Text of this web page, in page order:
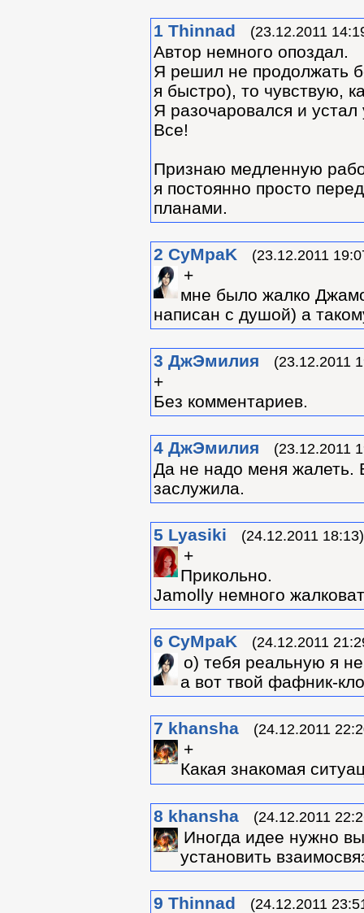
1 Thinnad (23.12.2011
Автор немного опоздал.
Я решил не продолжать
я быстро), то чувствую,
Я разочаровался и устал
Все!
Признаю медленную
я постоянно просто
планами.
2 CyMpaK (23.12.2011
+
мне было жалко
написан с душой) а
3 ДжЭмилия (23.12.2011
+
Без комментариев.
4 ДжЭмилия (23.12.2011
Да не надо меня жалеть.
заслужила.
5 Lyasiki (24.12.2011 18:13)
+
Прикольно.
Jamolly немного
6 CyMpaK (24.12.2011
о) тебя реальную я
а вот твой фафник-
7 khansha (24.12.2011
+
Какая знакомая
8 khansha (24.12.2011
Иногда идее нужно
установить
9 Thinnad (24.12.2011